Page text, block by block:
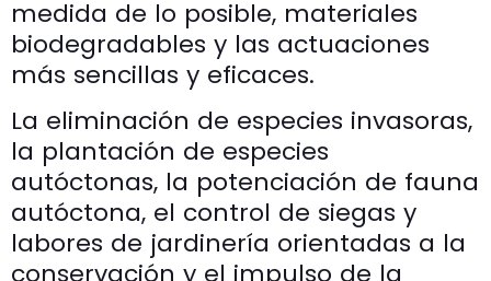
medida de lo posible, materiales
biodegradables y las actuaciones
más sencillas y eficaces.
La eliminación de especies invasoras,
la plantación de especies
autóctonas, la potenciación de fauna
autóctona, el control de siegas y
labores de jardinería orientadas a la
conservación y el impulso de la